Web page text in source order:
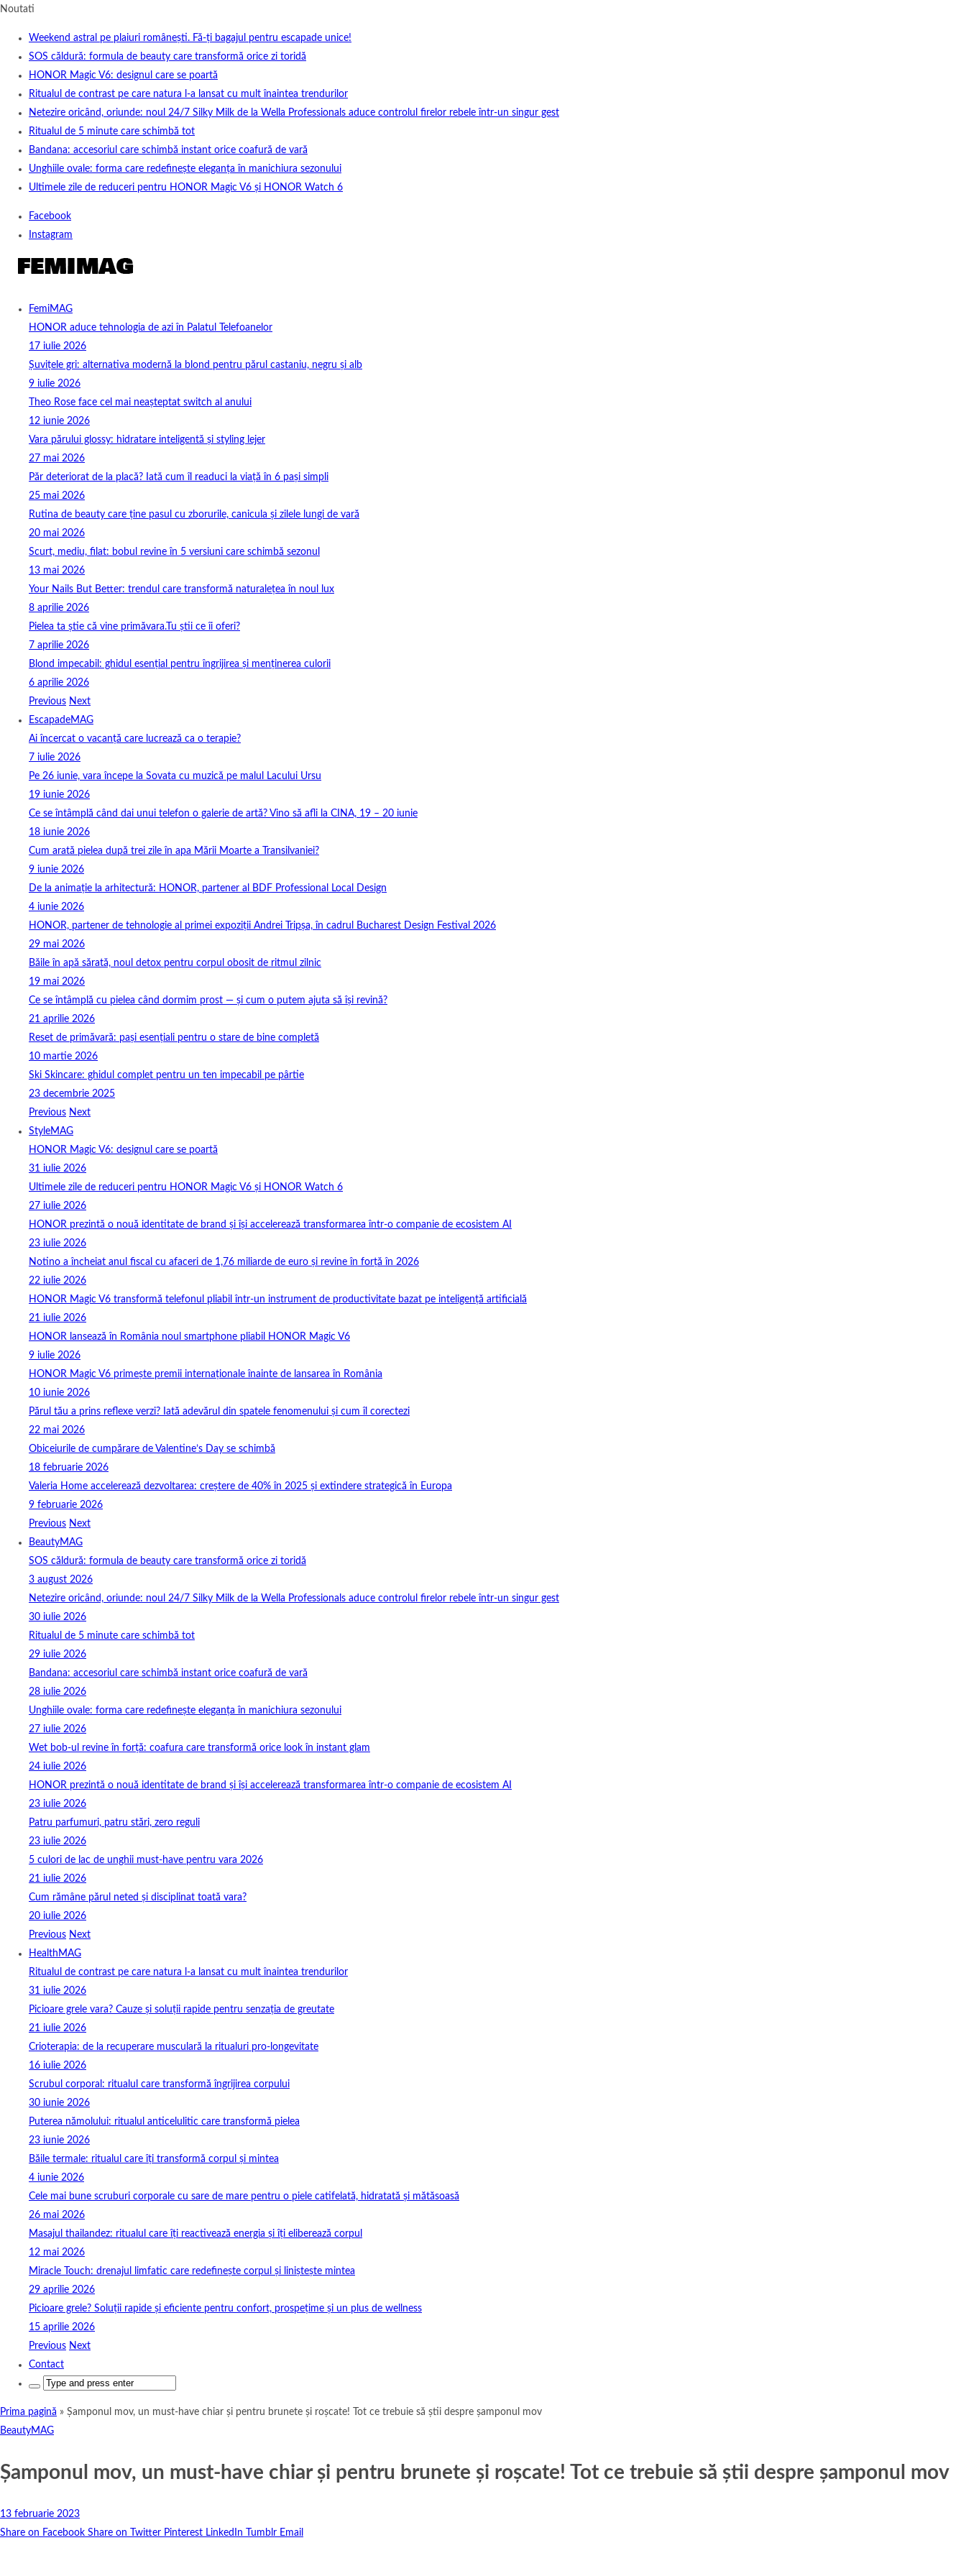
Noutati
Weekend astral pe plaiuri românești. Fă-ți bagajul pentru escapade unice!
SOS căldură: formula de beauty care transformă orice zi toridă
HONOR Magic V6: designul care se poartă
Ritualul de contrast pe care natura l-a lansat cu mult înaintea trendurilor
Netezire oricând, oriunde: noul 24/7 Silky Milk de la Wella Professionals aduce controlul firelor rebele într-un singur gest
Ritualul de 5 minute care schimbă tot
Bandana: accesoriul care schimbă instant orice coafură de vară
Unghiile ovale: forma care redefinește eleganța în manichiura sezonului
Ultimele zile de reduceri pentru HONOR Magic V6 și HONOR Watch 6
Facebook
Instagram
FemiMAG
HONOR aduce tehnologia de azi în Palatul Telefoanelor
17 iulie 2026
Șuvițele gri: alternativa modernă la blond pentru părul castaniu, negru și alb
9 iulie 2026
Theo Rose face cel mai neașteptat switch al anului
12 iunie 2026
Vara părului glossy: hidratare inteligentă și styling lejer
27 mai 2026
Păr deteriorat de la placă? Iată cum îl readuci la viață în 6 pași simpli
25 mai 2026
Rutina de beauty care ține pasul cu zborurile, canicula și zilele lungi de vară
20 mai 2026
Scurt, mediu, filat: bobul revine în 5 versiuni care schimbă sezonul
13 mai 2026
Your Nails But Better: trendul care transformă naturalețea în noul lux
8 aprilie 2026
Pielea ta știe că vine primăvara.Tu știi ce îi oferi?
7 aprilie 2026
Blond impecabil: ghidul esențial pentru îngrijirea și menținerea culorii
6 aprilie 2026
Previous Next
EscapadeMAG
Ai încercat o vacanță care lucrează ca o terapie?
7 iulie 2026
Pe 26 iunie, vara începe la Sovata cu muzică pe malul Lacului Ursu
19 iunie 2026
Ce se întâmplă când dai unui telefon o galerie de artă? Vino să afli la CINA, 19 – 20 iunie
18 iunie 2026
Cum arată pielea după trei zile în apa Mării Moarte a Transilvaniei?
9 iunie 2026
De la animație la arhitectură: HONOR, partener al BDF Professional Local Design
4 iunie 2026
HONOR, partener de tehnologie al primei expoziții Andrei Tripșa, în cadrul Bucharest Design Festival 2026
29 mai 2026
Băile în apă sărată, noul detox pentru corpul obosit de ritmul zilnic
19 mai 2026
Ce se întâmplă cu pielea când dormim prost — și cum o putem ajuta să își revină?
21 aprilie 2026
Reset de primăvară: pași esențiali pentru o stare de bine completă
10 martie 2026
Ski Skincare: ghidul complet pentru un ten impecabil pe pârtie
23 decembrie 2025
Previous Next
StyleMAG
HONOR Magic V6: designul care se poartă
31 iulie 2026
Ultimele zile de reduceri pentru HONOR Magic V6 și HONOR Watch 6
27 iulie 2026
HONOR prezintă o nouă identitate de brand și își accelerează transformarea într-o companie de ecosistem AI
23 iulie 2026
Notino a încheiat anul fiscal cu afaceri de 1,76 miliarde de euro și revine în forță în 2026
22 iulie 2026
HONOR Magic V6 transformă telefonul pliabil într-un instrument de productivitate bazat pe inteligență artificială
21 iulie 2026
HONOR lansează în România noul smartphone pliabil HONOR Magic V6
9 iulie 2026
HONOR Magic V6 primește premii internaționale înainte de lansarea în România
10 iunie 2026
Părul tău a prins reflexe verzi? Iată adevărul din spatele fenomenului și cum îl corectezi
22 mai 2026
Obiceiurile de cumpărare de Valentine’s Day se schimbă
18 februarie 2026
Valeria Home accelerează dezvoltarea: creștere de 40% în 2025 și extindere strategică în Europa
9 februarie 2026
Previous Next
BeautyMAG
SOS căldură: formula de beauty care transformă orice zi toridă
3 august 2026
Netezire oricând, oriunde: noul 24/7 Silky Milk de la Wella Professionals aduce controlul firelor rebele într-un singur gest
30 iulie 2026
Ritualul de 5 minute care schimbă tot
29 iulie 2026
Bandana: accesoriul care schimbă instant orice coafură de vară
28 iulie 2026
Unghiile ovale: forma care redefinește eleganța în manichiura sezonului
27 iulie 2026
Wet bob-ul revine în forță: coafura care transformă orice look în instant glam
24 iulie 2026
HONOR prezintă o nouă identitate de brand și își accelerează transformarea într-o companie de ecosistem AI
23 iulie 2026
Patru parfumuri, patru stări, zero reguli
23 iulie 2026
5 culori de lac de unghii must‑have pentru vara 2026
21 iulie 2026
Cum rămâne părul neted și disciplinat toată vara?
20 iulie 2026
Previous Next
HealthMAG
Ritualul de contrast pe care natura l-a lansat cu mult înaintea trendurilor
31 iulie 2026
Picioare grele vara? Cauze și soluții rapide pentru senzația de greutate
21 iulie 2026
Crioterapia: de la recuperare musculară la ritualuri pro‑longevitate
16 iulie 2026
Scrubul corporal: ritualul care transformă îngrijirea corpului
30 iunie 2026
Puterea nămolului: ritualul anticelulitic care transformă pielea
23 iunie 2026
Băile termale: ritualul care îți transformă corpul și mintea
4 iunie 2026
Cele mai bune scruburi corporale cu sare de mare pentru o piele catifelată, hidratată și mătăsoasă
26 mai 2026
Masajul thailandez: ritualul care îți reactivează energia și îți eliberează corpul
12 mai 2026
Miracle Touch: drenajul limfatic care redefinește corpul și liniștește mintea
29 aprilie 2026
Picioare grele? Soluții rapide și eficiente pentru confort, prospețime și un plus de wellness
15 aprilie 2026
Previous Next
Contact
Search
Prima pagină » Șamponul mov, un must-have chiar și pentru brunete și roșcate! Tot ce trebuie să știi despre șamponul mov
BeautyMAG
Șamponul mov, un must-have chiar și pentru brunete și roșcate! Tot ce trebuie să știi despre șamponul mov
13 februarie 2023
Share on Facebook Share on Twitter Pinterest LinkedIn Tumblr Email